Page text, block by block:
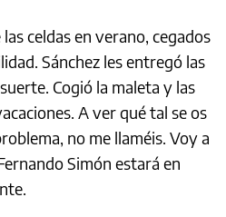
celdas en verano, cegados
Sánchez les entregó las
Cogió la maleta y las
A ver qué tal se os
no me llaméis. Voy a
Simón estará en